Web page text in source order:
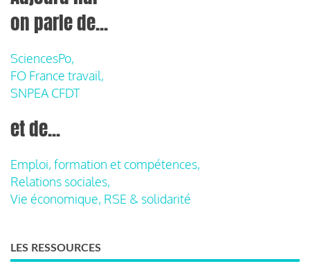
on parle de...
SciencesPo,
FO France travail,
SNPEA CFDT
et de...
Emploi, formation et compétences,
Relations sociales,
Vie économique, RSE & solidarité
LES RESSOURCES